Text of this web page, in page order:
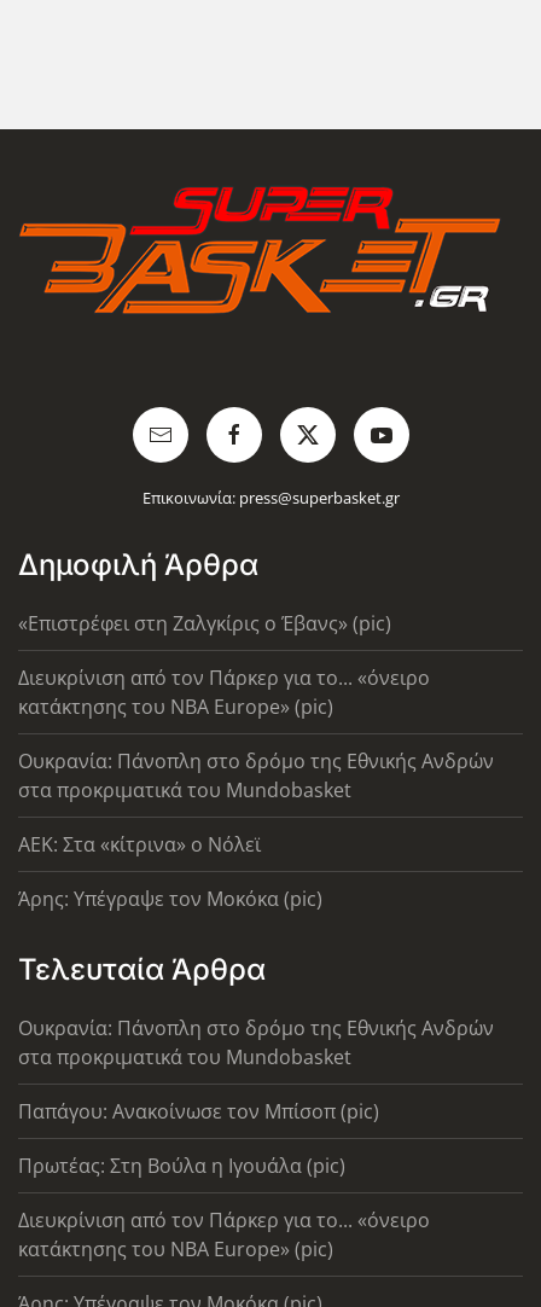
Επικοινωνία: press@superbasket.gr
Δημοφιλή Άρθρα
«Επιστρέφει στη Ζαλγκίρις ο Έβανς» (pic)
Διευκρίνιση από τον Πάρκερ για το... «όνειρο
κατάκτησης του ΝΒΑ Europe» (pic)
Ουκρανία: Πάνοπλη στο δρόμο της Εθνικής Ανδρών
στα προκριματικά του Mundobasket
AEK: Στα «κίτρινα» ο Νόλεϊ
Άρης: Υπέγραψε τον Μοκόκα (pic)
Τελευταία Άρθρα
Ουκρανία: Πάνοπλη στο δρόμο της Εθνικής Ανδρών
στα προκριματικά του Mundobasket
Παπάγου: Ανακοίνωσε τον Μπίσοπ (pic)
Πρωτέας: Στη Βούλα η Ιγουάλα (pic)
Διευκρίνιση από τον Πάρκερ για το... «όνειρο
κατάκτησης του ΝΒΑ Europe» (pic)